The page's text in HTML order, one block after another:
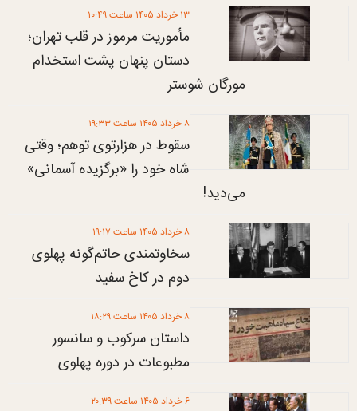
۱۳ خرداد ۱۴۰۵ ساعت ۱۰:۴۹
مأموریت مرموز در قلب تهران؛
دستان پنهان پشت استخدام
مورگان شوستر
۸ خرداد ۱۴۰۵ ساعت ۱۹:۳۳
سقوط در هزارتوی توهم؛ وقتی
شاه خود را «برگزیده آسمانی»
می‌دید!
۸ خرداد ۱۴۰۵ ساعت ۱۹:۱۷
سخاوتمندی حاتم‌گونه پهلوی
دوم در کاخ سفید
۸ خرداد ۱۴۰۵ ساعت ۱۸:۲۹
داستان سرکوب و سانسور
مطبوعات در دوره پهلوی
۶ خرداد ۱۴۰۵ ساعت ۲۰:۳۹